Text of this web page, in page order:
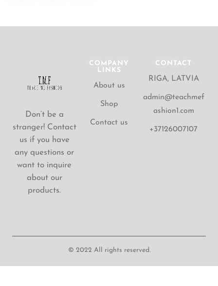
Don’t be a
stranger! Contact
us if you have
any questions or
want to inquire
about our
products.
COMPANY
LINKS
About us
Shop
Contact us
CONTACT
RIGA, LATVIA
admin@teachmef
ashion1.com
+37126007107
© 2022 All rights reserved.